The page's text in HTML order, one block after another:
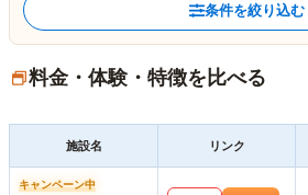
条件を絞り込む
料金・体験・特徴を比べる
施設名 リンク
キャンペーン中